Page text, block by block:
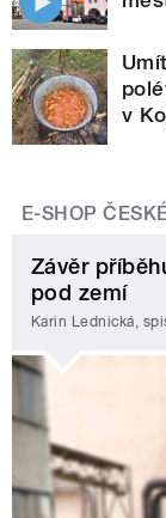
v
E-SHOP
Závěr
pod zemí
Karin Lednická,